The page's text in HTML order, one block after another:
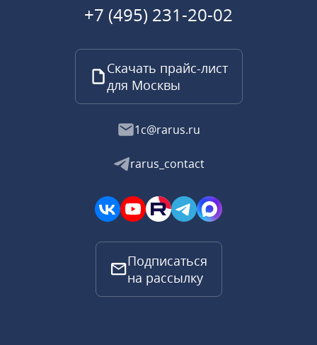
+7 (495) 231-20-02
Скачать прайс-лист
для Москвы
1c@rarus.ru
rarus_contact
Подписаться
на рассылку